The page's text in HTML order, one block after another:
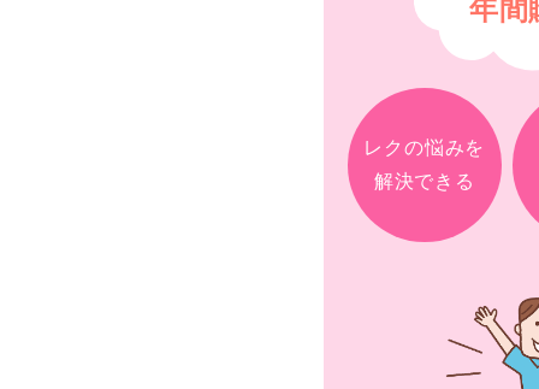
年間
レクの悩みを
解決できる